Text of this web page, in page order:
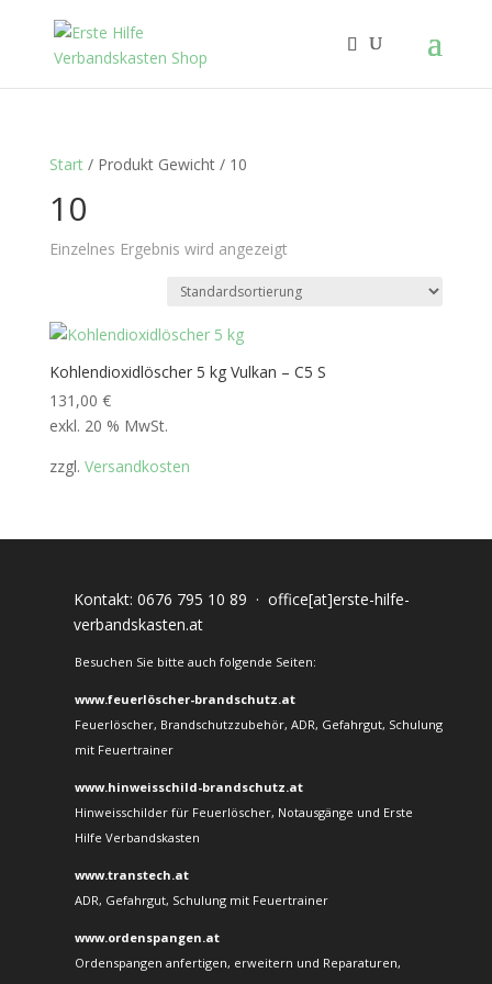
Start/ Produkt Gewicht / 10
10
Einzelnes Ergebnis wird angezeigt
Kohlendioxidlöscher 5 kg Vulkan – C5 S
131,00 €
exkl. 20 % MwSt.
zzgl. Versandkosten
Kontakt: 0676 795 10 89 · office[at]erste-hilfe-
verbandskasten.at
Besuchen Sie bitte auch folgende Seiten:
www.feuerlöscher-brandschutz.at
Feuerlöscher, Brandschutzzubehör, ADR, Gefahrgut, Schulung
mit Feuertrainer
www.hinweisschild-brandschutz.at
Hinweisschilder für Feuerlöscher, Notausgänge und Erste
Hilfe Verbandskasten
www.transtech.at
ADR, Gefahrgut, Schulung mit Feuertrainer
www.ordenspangen.at
Ordenspangen anfertigen, erweitern und Reparaturen,